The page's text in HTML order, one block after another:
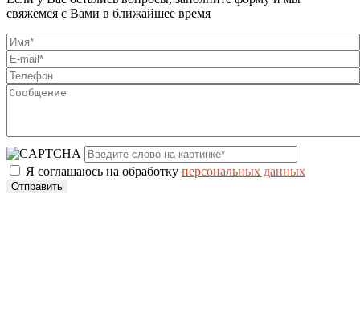
свяжемся с Вами в ближайшее время
Я соглашаюсь на обработку персональных данных